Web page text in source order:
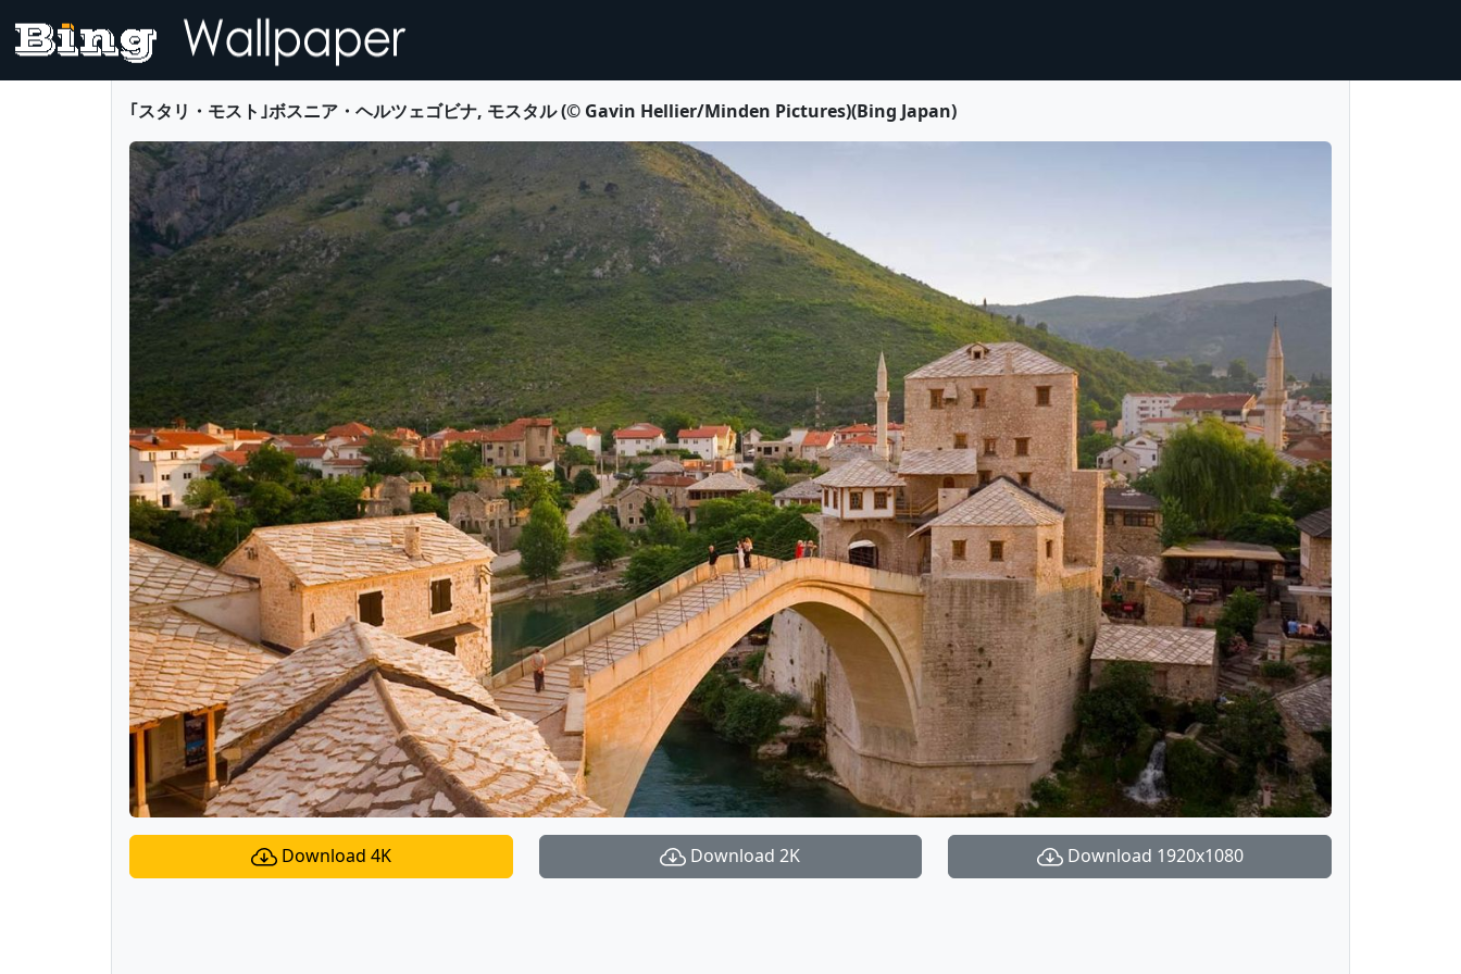
｢スタリ・モスト｣ボスニア・ヘルツェゴビナ, モスタル (© Gavin Hellier/Minden Pictures)(Bing Japan)
Download 4K Download 2K Download 1920x1080